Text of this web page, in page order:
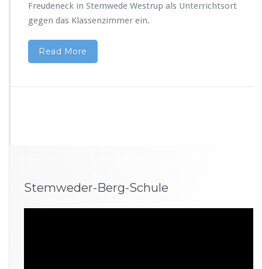
Freudeneck in Stemwede Westrup als Unterrichtsort
gegen das Klassenzimmer ein.
Read More
Stemweder-Berg-Schule